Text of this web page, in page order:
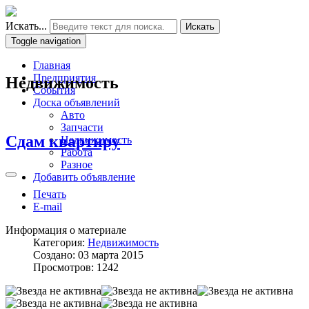
Искать...
Искать
Toggle navigation
Главная
Предприятия
События
Доска объявлений
Авто
Запчасти
Недвижимость
Работа
Разное
Добавить объявление
Недвижимость
Сдам квартиру
Печать
E-mail
Информация о материале
Категория: Недвижимость
Создано: 03 марта 2015
Просмотров: 1242